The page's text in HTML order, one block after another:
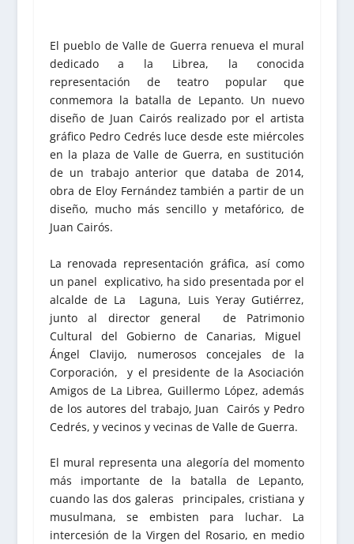
El pueblo de Valle de Guerra renueva el mural
dedicado a la Librea, la conocida
representación de teatro popular que
conmemora la batalla de Lepanto. Un nuevo
diseño de Juan Cairós realizado por el artista
gráfico Pedro Cedrés luce desde este miércoles
en la plaza de Valle de Guerra, en sustitución
de un trabajo anterior que databa de 2014,
obra de Eloy Fernández también a partir de un
diseño, mucho más sencillo y metafórico, de
Juan Cairós.
La renovada representación gráfica, así como
un panel explicativo, ha sido presentada por el
alcalde de La Laguna, Luis Yeray Gutiérrez,
junto al director general de Patrimonio
Cultural del Gobierno de Canarias, Miguel
Ángel Clavijo, numerosos concejales de la
Corporación, y el presidente de la Asociación
Amigos de La Librea, Guillermo López, además
de los autores del trabajo, Juan Cairós y Pedro
Cedrés, y vecinos y vecinas de Valle de Guerra.
El mural representa una alegoría del momento
más importante de la batalla de Lepanto,
cuando las dos galeras principales, cristiana y
musulmana, se embisten para luchar. La
intercesión de la Virgen del Rosario, en medio